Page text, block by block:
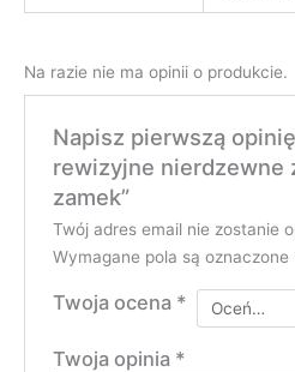
Na razie nie ma opinii o produkcie.
Napisz pierwszą
rewizyjne nierdzewne
zamek”
Twój adres email nie zostanie
Wymagane pola są oznaczone
Twoja ocena *
Twoja opinia *